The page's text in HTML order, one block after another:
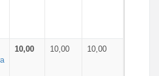
10,00 10,00 10,00